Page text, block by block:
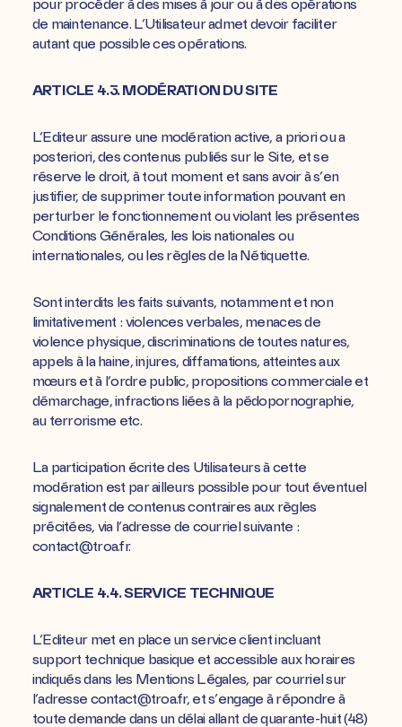
de maintenance. L’Utilisateur admet devoir faciliter
autant que possible ces opérations.
ARTICLE 4.3. MODÉRATION DU SITE
L’Editeur assure une modération active, a priori ou a
posteriori, des contenus publiés sur le Site, et se
réserve le droit, à tout moment et sans avoir à s’en
justifier, de supprimer toute information pouvant en
perturber le fonctionnement ou violant les présentes
Conditions Générales, les lois nationales ou
internationales, ou les règles de la Nétiquette.
Sont interdits les faits suivants, notamment et non
limitativement : violences verbales, menaces de
violence physique, discriminations de toutes natures,
appels à la haine, injures, diffamations, atteintes aux
mœurs et à l’ordre public, propositions commerciale et
démarchage, infractions liées à la pédopornographie,
au terrorisme etc.
La participation écrite des Utilisateurs à cette
modération est par ailleurs possible pour tout éventuel
signalement de contenus contraires aux règles
précitées, via l’adresse de courriel suivante :
contact@troa.fr.
ARTICLE 4.4. SERVICE TECHNIQUE
L’Editeur met en place un service client incluant
support technique basique et accessible aux horaires
indiqués dans les Mentions Légales, par courriel sur
l’adresse contact@troa.fr, et s’engage à répondre à
toute demande dans un délai allant de quarante-huit (48)